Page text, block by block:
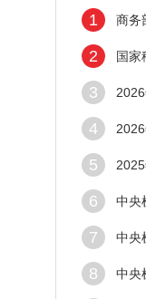
1 商务
2 国家
3 2026
4 2026
5 2025
6 中央
7 中央
8 中央